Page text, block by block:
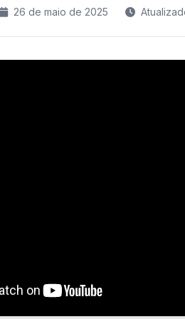
26 de maio de 2025